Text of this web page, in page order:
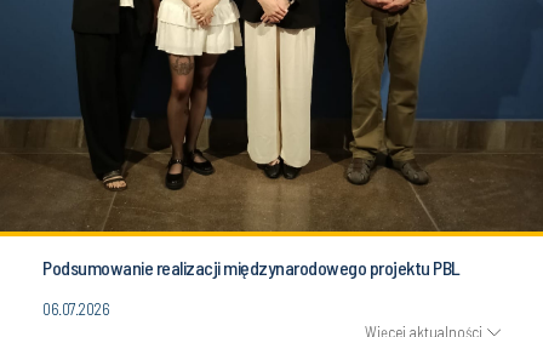
Podsumowanie realizacji międzynarodowego projektu PBL
06.07.2026
Więcej aktualności